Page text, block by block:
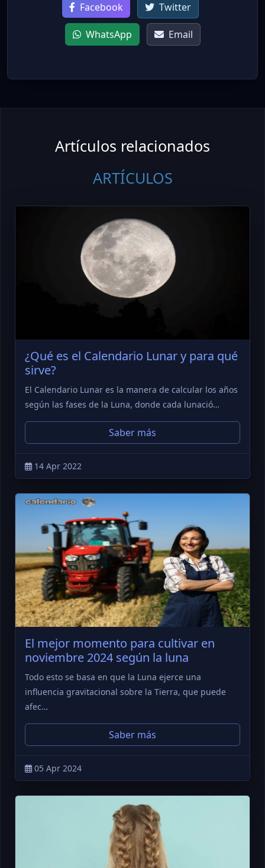
Facebook Twitter
WhatsApp Email
Artículos relacionados
ARTÍCULOS
¿Qué es el Calendario Lunar y para qué
sirve?
El Calendario Lunar es la manera de calcular los años
según las fases de la Luna, donde cada lunació…
Saber más
14 Apr 2022
El mejor momento para cultivar en
noviembre 2024 según la luna
Todo esto se basa en que la Luna ejerce una
influencia gravitacional sobre la Tierra, que puede
afec…
Saber más
05 Apr 2024